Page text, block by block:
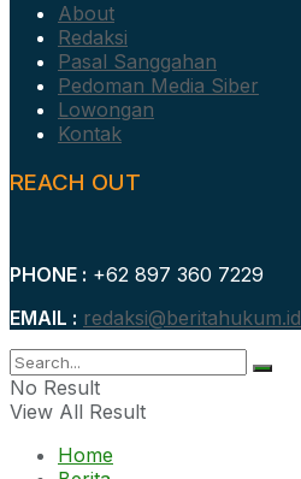
About
Redaksi
Pasal Sanggahan
Pedoman Media Siber
Lowongan
Kontak
REACH OUT
PHONE : +62 897 360 7229
EMAIL : redaksi@beritahukum.id
No Result
View All Result
Home